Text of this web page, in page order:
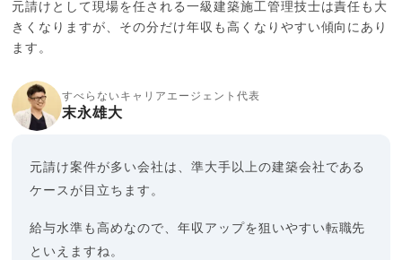
元請けとして現場を任される一級建築施工管理技士は責任も大
きくなりますが、その分だけ年収も高くなりやすい傾向にあり
ます。
すべらないキャリアエージェント代表
末永雄大
元請け案件が多い会社は、準大手以上の建築会社である
ケースが目立ちます。
給与水準も高めなので、年収アップを狙いやすい転職先
といえますね。